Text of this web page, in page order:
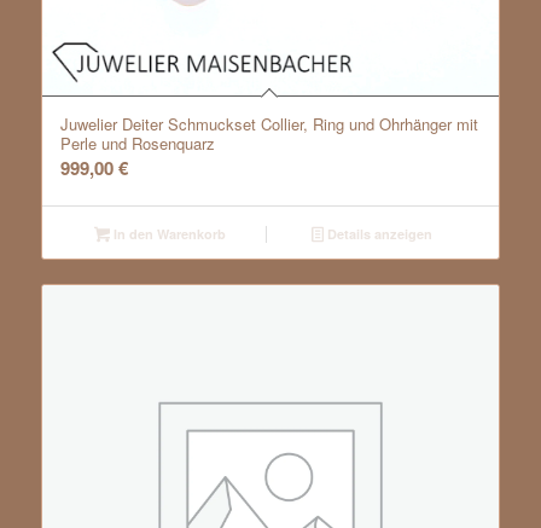
Juwelier Deiter Schmuckset Collier, Ring und Ohrhänger mit
Perle und Rosenquarz
999,00€
In den Warenkorb Details anzeigen